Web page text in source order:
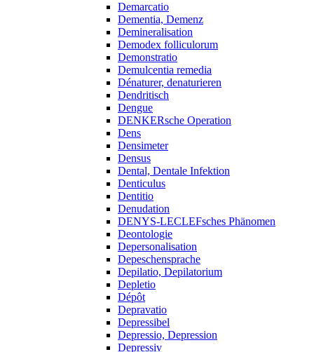
Demarcatio
Dementia, Demenz
Demineralisation
Demodex folliculorum
Demonstratio
Demulcentia remedia
Dénaturer, denaturieren
Dendritisch
Dengue
DENKERsche Operation
Dens
Densimeter
Densus
Dental, Dentale Infektion
Denticulus
Dentitio
Denudation
DENYS-LECLEFsches Phänomen
Deontologie
Depersonalisation
Depeschensprache
Depilatio, Depilatorium
Depletio
Dépôt
Depravatio
Depressibel
Depressio, Depression
Depressiv